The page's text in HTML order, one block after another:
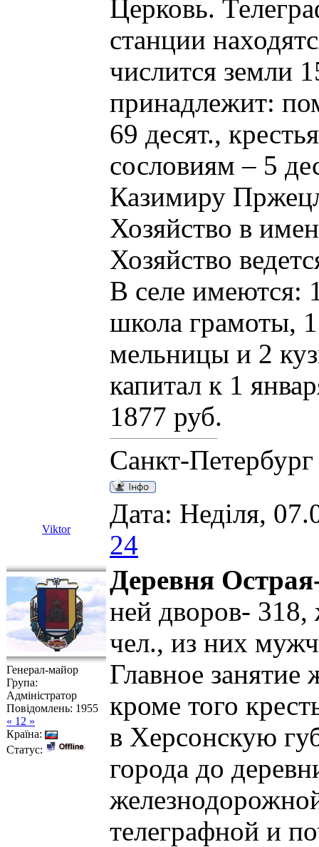
Церковь.
станции
числится земли
принадлежит:
69 десят.,
сословиям – 5
Казимиру
Хозяйство в
Хозяйство
В селе имеются:
школа грамоты,
мельницы и 2
капитал к 1
1877 руб.
Санкт-Петербург
Viktor
Дата: Неділя,
24
Генерал-майор
Група:
Адміністратор
Повідомлень: 1955
« 12 »
Країна:
Статус:
Деревня
ней дворов- 318,
чел., из них
Главное
кроме того
в Херсонскую
города до
телеграфной и